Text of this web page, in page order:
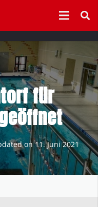
für
on11. Juni 2021